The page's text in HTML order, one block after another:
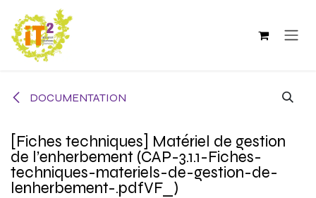
Se rendre au contenu
DOCUMENTATION
[Fiches techniques] Matériel de gestion
de l’enherbement (CAP-3.1.1-Fiches-
techniques-materiels-de-gestion-de-
lenherbement-.pdfVF_)